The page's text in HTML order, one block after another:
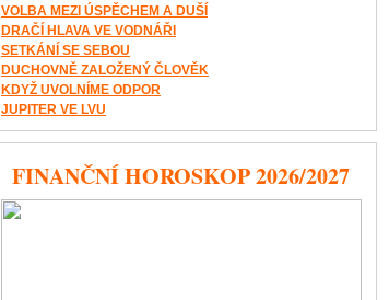
VOLBA MEZI ÚSPĚCHEM A DUŠÍ
DRAČÍ HLAVA VE VODNÁŘI
SETKÁNÍ SE SEBOU
DUCHOVNĚ ZALOŽENÝ ČLOVĚK
KDYŽ UVOLNÍME ODPOR
JUPITER VE LVU
FINANČNÍ HOROSKOP 2026/2027